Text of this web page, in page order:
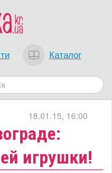
Каталог
игрушки!
18.01.15, 16:00